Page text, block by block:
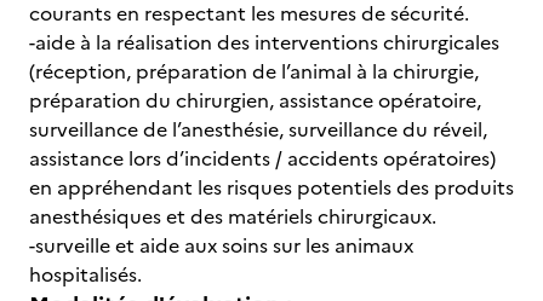
courants en respectant les mesures de sécurité.
-aide à la réalisation des interventions chirurgicales
(réception, préparation de l’animal à la chirurgie,
préparation du chirurgien, assistance opératoire,
surveillance de l’anesthésie, surveillance du réveil,
assistance lors d’incidents / accidents opératoires)
en appréhendant les risques potentiels des produits
anesthésiques et des matériels chirurgicaux.
-surveille et aide aux soins sur les animaux
hospitalisés.